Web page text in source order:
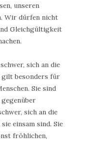
unseren
Wir dürfen nicht
Gleichgültigkeit
sich an die
gilt besonders für
Sie sind
sich an die
einsam sind. Sie
fröhlichen,